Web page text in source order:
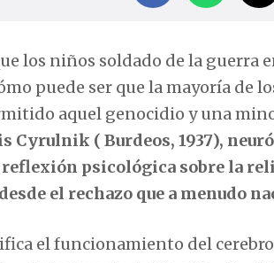
los niños soldado de la
puede ser que la mayoría
aquel genocidio y una
Cyrulnik ( Bur­deos, 1937),
reflexión psicológica sobre la
el rechazo que a menudo
el funcionamiento del